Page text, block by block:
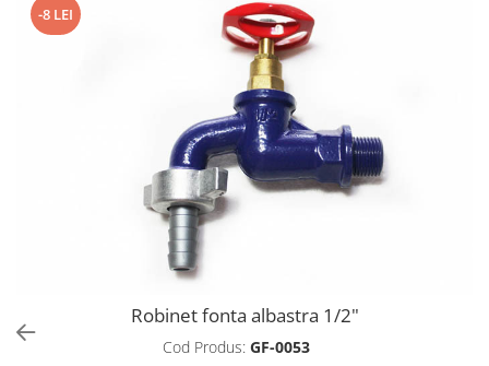
Cu permis
Piese de schimb vehicule electrice
Scutere pe benzina
Tricicluri cargo fara permis
Trotinete electrice
Biciclete, trotinete, triciclete
-8 LEI
Robinet fonta albastra 1/2"
Cod Produs: GF-0053